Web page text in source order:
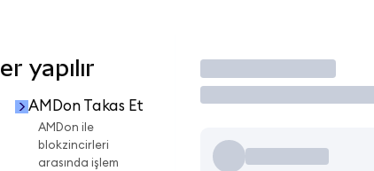
yapılır
AMDon Takas Et
AMDon ile
blokzincirleri
arasında işlem
İşlem Yap